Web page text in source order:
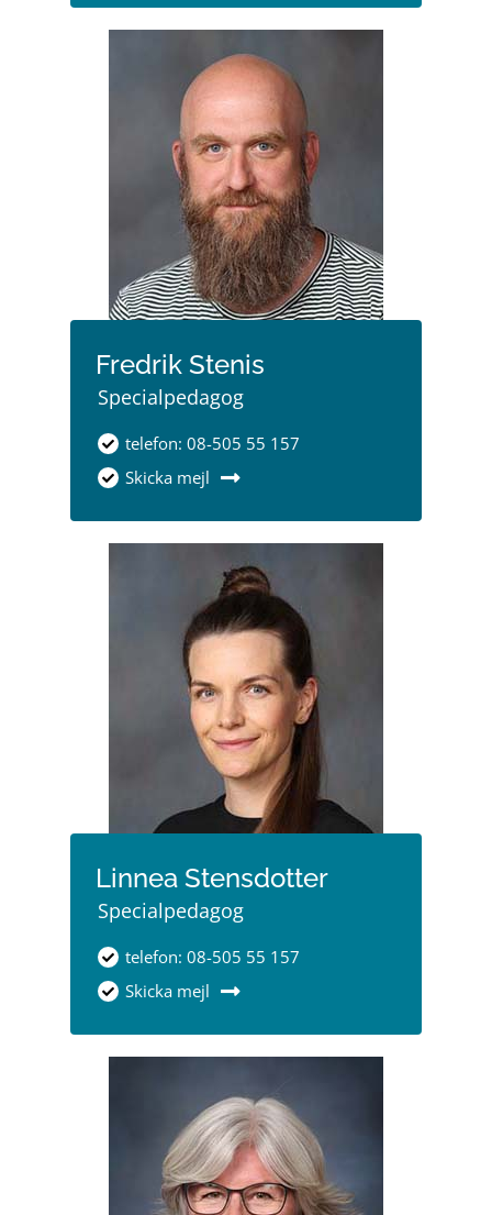
Fredrik Stenis
Specialpedagog
telefon: 08-505 55 157
Skicka mejl
Linnea Stensdotter
Specialpedagog
telefon: 08-505 55 157
Skicka mejl